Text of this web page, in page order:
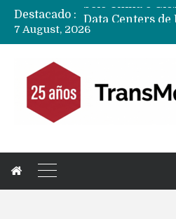
Destacado :
7 August, 2026